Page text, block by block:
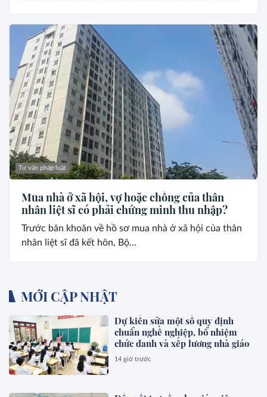
Tư vấn pháp luật
Mua nhà ở xã hội, vợ hoặc chồng của thân
nhân liệt sĩ có phải chứng minh thu nhập?
Trước băn khoăn về hồ sơ mua nhà ở xã hội của thân
nhân liệt sĩ đã kết hôn, Bộ...
MỚI CẬP NHẬT
Dự kiến sửa một số quy định
chuẩn nghề nghiệp, bổ nhiệm
chức danh và xếp lương nhà giáo
14 giờ trước